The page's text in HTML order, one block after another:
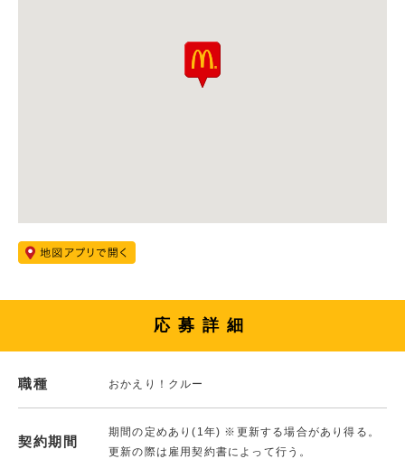
応募詳細
職種 おかえり！クルー
契約期間
期間の定めあり(1年) ※更新する場合があり得る。
更新の際は雇用契約書によって行う。